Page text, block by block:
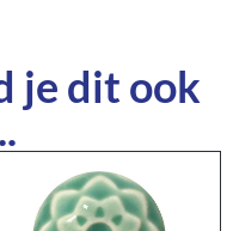
je dit ook